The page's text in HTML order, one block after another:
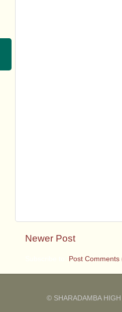
Newer Post
Post Comments
© SHARADAMBA